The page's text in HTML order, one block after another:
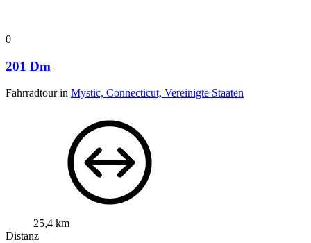
0
201 Dm
Fahrradtour in Mystic, Connecticut, Vereinigte Staaten
25,4 km
Distanz